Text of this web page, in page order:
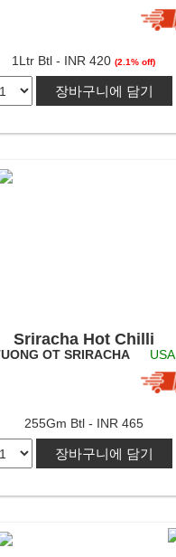
1Ltr Btl - INR 420(2.1% off)
장바구니에 담기
Sriracha Hot Chilli
Sauce
OT SRIRACHA USA
255Gm Btl - INR 465
장바구니에 담기